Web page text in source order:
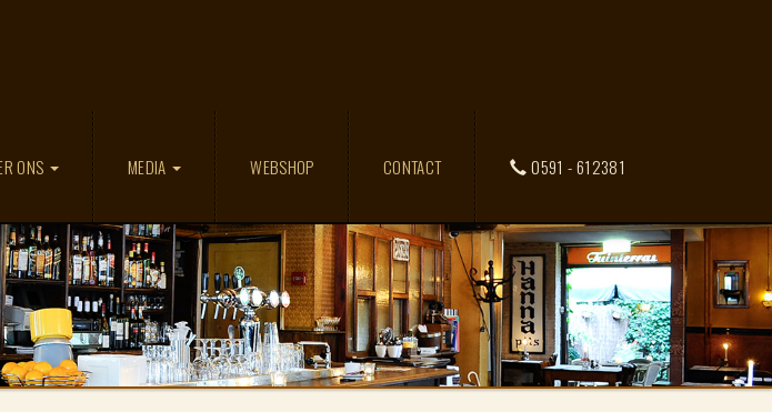
ONS MEDIA WEBSHOP CONTACT 0591 - 612381